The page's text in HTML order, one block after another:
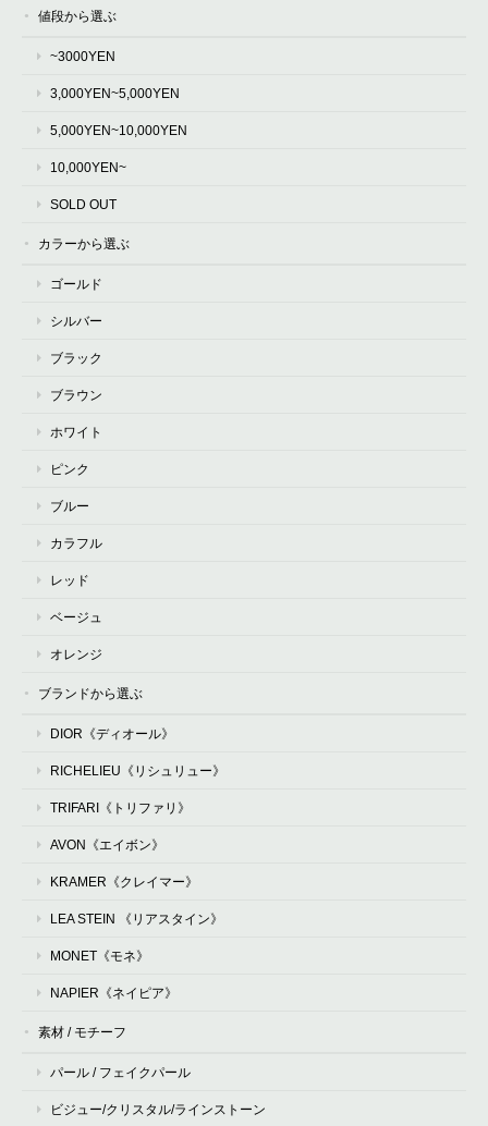
値段から選ぶ
~3000YEN
3,000YEN~5,000YEN
5,000YEN~10,000YEN
10,000YEN~
SOLD OUT
カラーから選ぶ
ゴールド
シルバー
ブラック
ブラウン
ホワイト
ピンク
ブルー
カラフル
レッド
ベージュ
オレンジ
ブランドから選ぶ
DIOR《ディオール》
RICHELIEU《リシュリュー》
TRIFARI《トリファリ》
AVON《エイボン》
KRAMER《クレイマー》
LEA STEIN 《リアスタイン》
MONET《モネ》
NAPIER《ネイピア》
素材 / モチーフ
パール / フェイクパール
ビジュー/クリスタル/ラインストーン